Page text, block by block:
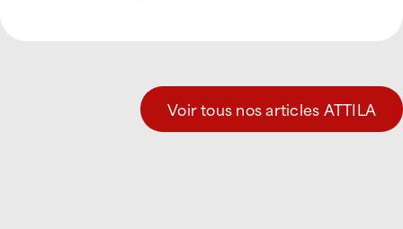
Voir tous nos articles ATTILA